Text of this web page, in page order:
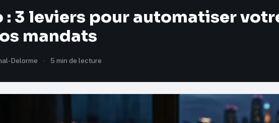
3 leviers pour automatiser
mandats
Delorme · 5 min de lecture